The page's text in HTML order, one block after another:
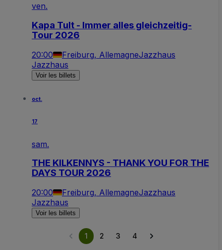
ven.
Kapa Tult - Immer alles gleichzeitig-
Tour 2026
20:00 Freiburg, AllemagneJazzhaus
Jazzhaus
Voir les billets
oct.
17
sam.
THE KILKENNYS - THANK YOU FOR THE
DAYS TOUR 2026
20:00 Freiburg, AllemagneJazzhaus
Jazzhaus
Voir les billets
1 2 3 4